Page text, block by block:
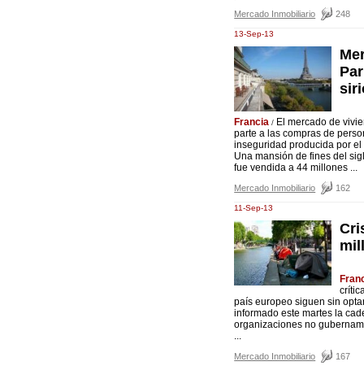
Mercado Inmobiliario 248
13-Sep-13
Francia / El mercado de
parte a las compras de
inseguridad producida por
Una mansión de fines del
fue vendida a 44 millones ...
Mercado Inmobiliario 162
11-Sep-13
país europeo siguen sin
informado este martes la
organizaciones no
...
Mercado Inmobiliario 167